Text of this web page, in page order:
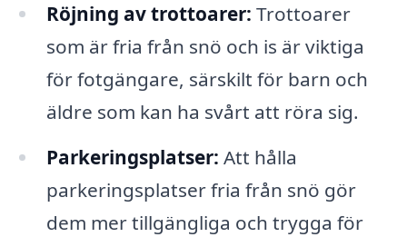
Röjning av trottoarer: Trottoarer
som är fria från snö och is är viktiga
för fotgängare, särskilt för barn och
äldre som kan ha svårt att röra sig.
Parkeringsplatser: Att hålla
parkeringsplatser fria från snö gör
dem mer tillgängliga och trygga för